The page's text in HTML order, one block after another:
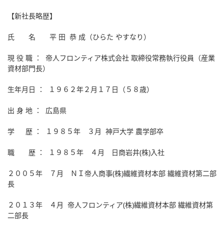
【新社長略歴】
氏 名 平 田 恭 成（ひらた やすなり）
現 役 職 ： 帝人フロンティア株式会社 取締役常務執行役員（産業
資材部門長）
生年月日 ： １９６２年２月１７日（５８歳）
出 身 地 ： 広島県
学 歴 ： １９８５年 ３月 神戸大学 農学部卒
職 歴 ： １９８５年 ４月 日商岩井(株)入社
２００５年 ７月 ＮＩ帝人商事(株)繊維資材本部 繊維資材第二部
長
２０１３年 ４月 帝人フロンティア(株)繊維資材本部 繊維資材第
二部長